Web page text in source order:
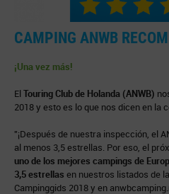
CAMPING ANWB
¡Una vez más!
El Touring Club de Holanda (ANWB)
2018 y esto es lo que nos dicen en la
"¡Después de nuestra inspección, el
al menos 3,5 estrellas. Por eso, el
uno de los mejores campings de
3,5 estrellas en nuestros listados de
Campinggids 2018 y en